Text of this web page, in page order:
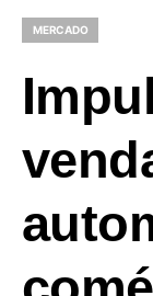
MERCADO